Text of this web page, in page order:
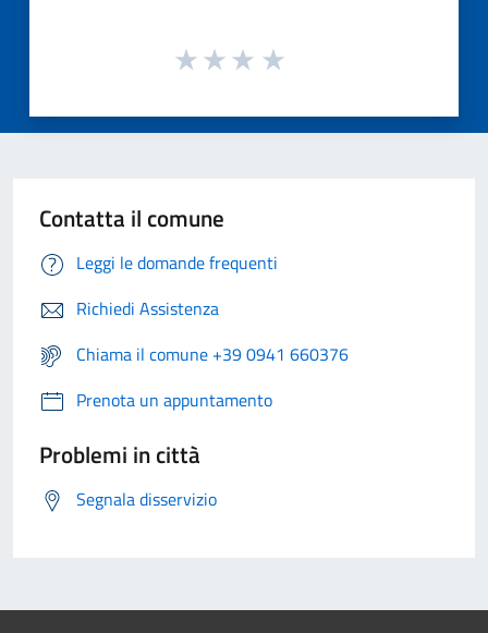
Contatta il comune
Leggi le domande frequenti
Richiedi Assistenza
Chiama il comune +39 0941 660376
Prenota un appuntamento
Problemi in città
Segnala disservizio